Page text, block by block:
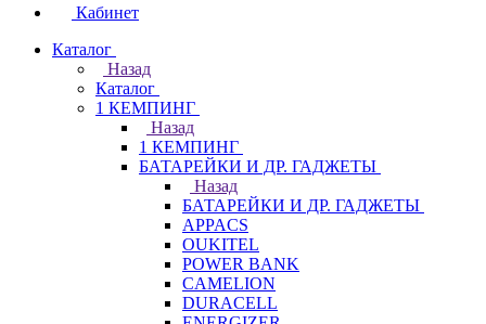
Кабинет
Каталог
Назад
Каталог
1 КЕМПИНГ
Назад
1 КЕМПИНГ
БАТАРЕЙКИ И ДР. ГАДЖЕТЫ
Назад
БАТАРЕЙКИ И ДР. ГАДЖЕТЫ
APPACS
OUKITEL
POWER BANK
CAMELION
DURACELL